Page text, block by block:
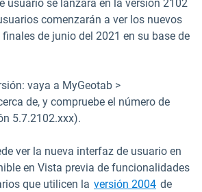
usuario se lanzará en la versión 2102
comenzarán a ver los nuevos
de junio del 2021 en su base de
vaya a MyGeotab >
de, y compruebe el número de
5.7.2102.xxx).
ver la nueva interfaz de usuario en
en Vista previa de funcionalidades
que utilicen la versión 2004 de